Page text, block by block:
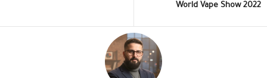
World Vape Show 2022